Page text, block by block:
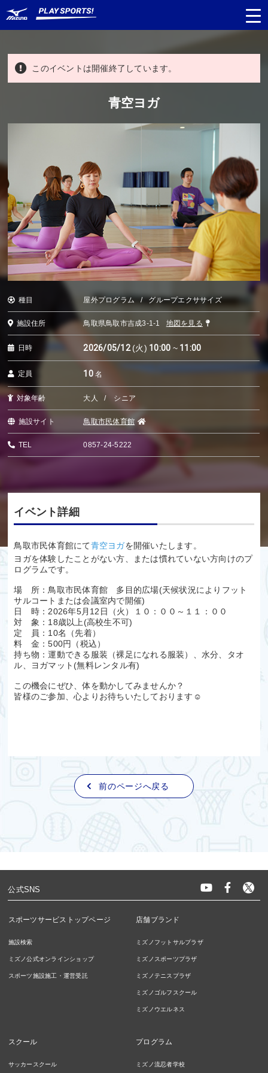
種目から探す
から探す
対象年齢から探す
このイベントは開催終了しています。
青空ヨガ
種目 屋外プログラム グループエクササイズ
施設住所 鳥取県鳥取市吉成3-1-1 地図を見る
日時 2026/05/12(火) 10:00 ~ 11:00
定員 10名
対象年齢 大人 シニア
施設サイト 鳥取市民体育館
TEL 0857-24-5222
イベント詳細
鳥取市民体育館にて青空ヨガを開催いたします。
ヨガを体験したことがない方、または慣れていない方向けのプ
ログラムです。
場 所：鳥取市民体育館 多目的広場(天候状況によりフット
サルコートまたは会議室内で開催)
日 時：2026年5月12日（火）１０：００～１１：００
対 象：18歳以上(高校生不可)
定 員：10名（先着）
料 金：500円（税込）
持ち物：運動できる服装（裸足になれる服装）、水分、タオ
ル、ヨガマット(無料レンタル有)
この機会にぜひ、体を動かしてみませんか？
皆様のご参加、心よりお待ちいたしております☺
前のページへ戻る
公式SNS
スポーツサービストップページ
施設検索
ミズノ公式オンラインショップ
スポーツ施設施工・運営受託
店舗ブランド
ミズノフットサルプラザ
ミズノスポーツプラザ
ミズノテニスプラザ
ミズノゴルフスクール
ミズノウエルネス
スクール
サッカースクール
プログラム
ミズノ流忍者学校